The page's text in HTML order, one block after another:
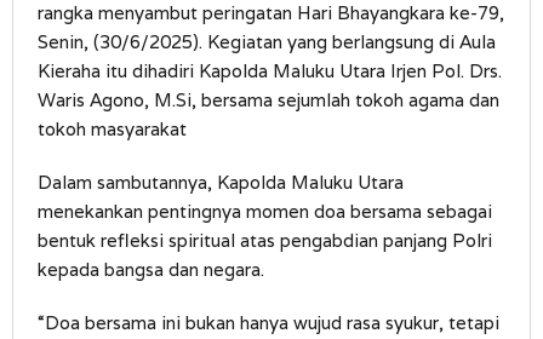
rangka menyambut peringatan Hari Bhayangkara ke-79,
Senin, (30/6/2025). Kegiatan yang berlangsung di Aula
Kieraha itu dihadiri Kapolda Maluku Utara Irjen Pol. Drs.
Waris Agono, M.Si, bersama sejumlah tokoh agama dan
tokoh masyarakat
Dalam sambutannya, Kapolda Maluku Utara
menekankan pentingnya momen doa bersama sebagai
bentuk refleksi spiritual atas pengabdian panjang Polri
kepada bangsa dan negara.
“Doa bersama ini bukan hanya wujud rasa syukur, tetapi